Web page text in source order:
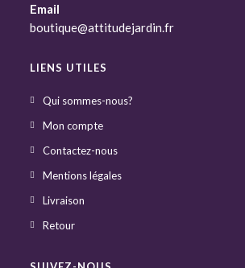
Email
boutique@attitudejardin.fr
LIENS UTILES
Qui sommes-nous?
Mon compte
Contactez-nous
Mentions légales
Livraison
Retour